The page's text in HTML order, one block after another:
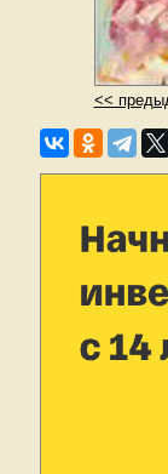
<<